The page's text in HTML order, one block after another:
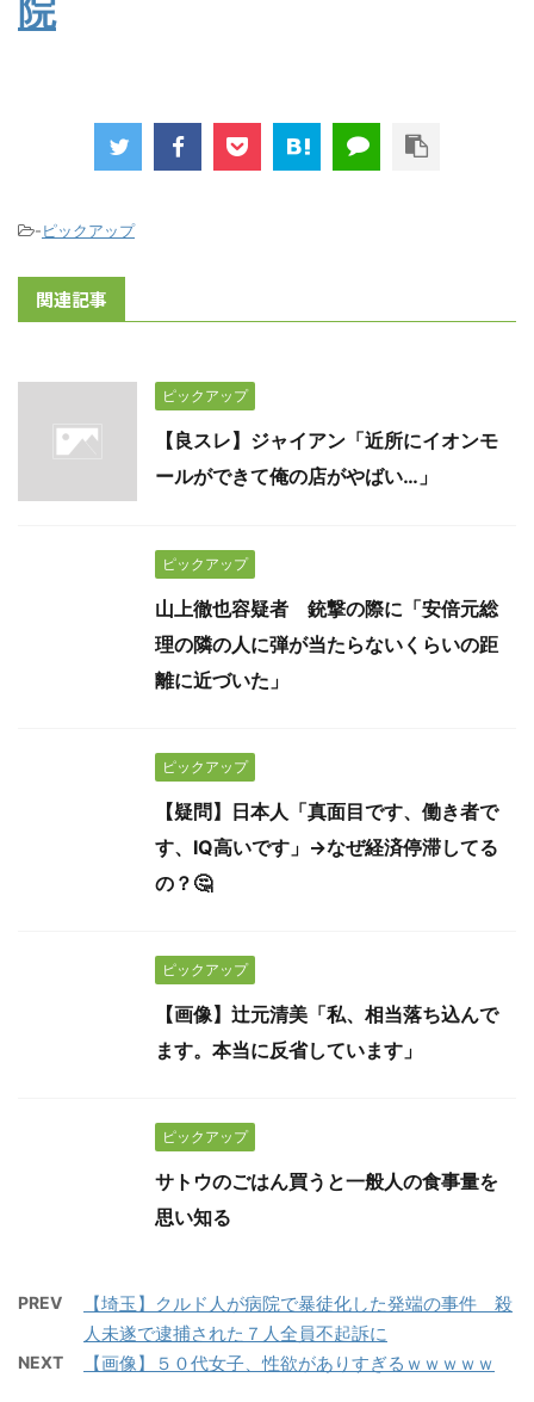
院
-ピックアップ
関連記事
ピックアップ
【良スレ】ジャイアン「近所にイオンモ
ールができて俺の店がやばい…」
ピックアップ
山上徹也容疑者 銃撃の際に「安倍元総
理の隣の人に弾が当たらないくらいの距
離に近づいた」
ピックアップ
【疑問】日本人「真面目です、働き者で
す、IQ高いです」→なぜ経済停滞してる
の？🤔
ピックアップ
【画像】辻元清美「私、相当落ち込んで
ます。本当に反省しています」
ピックアップ
サトウのごはん買うと一般人の食事量を
思い知る
PREV
【埼玉】クルド人が病院で暴徒化した発端の事件 殺
人未遂で逮捕された７人全員不起訴に
NEXT 【画像】５０代女子、性欲がありすぎるｗｗｗｗｗ